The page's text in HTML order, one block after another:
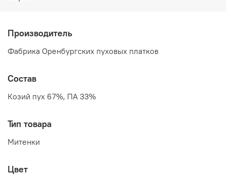
Производитель
Фабрика Оренбургских пуховых платков
Состав
Козий пух 67%, ПА 33%
Тип товара
Митенки
Цвет